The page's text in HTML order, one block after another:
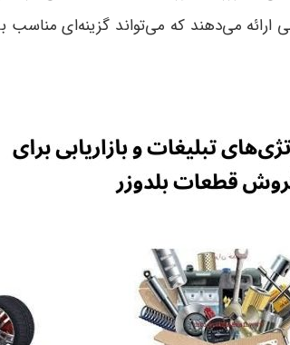
می‌دهند که می‌تواند گزینه‌ای مناسب